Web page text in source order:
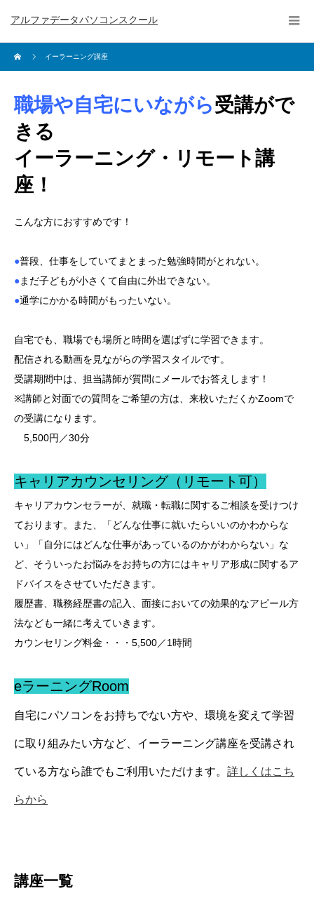
アルファデータパソコンスクール
イーラーニング講座
職場や自宅にいながら受講がで
きる
イーラーニング・リモート講
座！
こんな方におすすめです！
●普段、仕事をしていてまとまった勉強時間がとれない。
●まだ子どもが小さくて自由に外出できない。
●通学にかかる時間がもったいない。
自宅でも、職場でも場所と時間を選ばずに学習できます。
配信される動画を見ながらの学習スタイルです。
受講期間中は、担当講師が質問にメールでお答えします！
※講師と対面での質問をご希望の方は、来校いただくかZoomで
の受講になります。
5,500円／30分
キャリアカウンセリング（リモート可）
キャリアカウンセラーが、就職・転職に関するご相談を受けつけ
ております。また、「どんな仕事に就いたらいいのかわからな
い」「自分にはどんな仕事があっているのかがわからない」な
ど、そういったお悩みをお持ちの方にはキャリア形成に関するア
ドバイスをさせていただきます。
履歴書、職務経歴書の記入、面接においての効果的なアピール方
法なども一緒に考えていきます。
カウンセリング料金・・・5,500／1時間
eラーニングRoom
自宅にパソコンをお持ちでない方や、環境を変えて学習
に取り組みたい方など、イーラーニング講座を受講され
ている方なら誰でもご利用いただけます。 詳しくはこち
らから
講座一覧